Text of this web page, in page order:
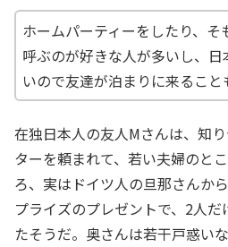
ホームパーティーをしたり、そ
呼ぶのが好きな人が多いし、
いので友達が泊まりに来ること
在独日本人の友人Mさんは、知
ターを頼まれて、若い夫婦のと
ろ、実はドイツ人の旦那さんか
プライズのプレゼントで、2人
たそうだ。奥さんは若干戸惑い